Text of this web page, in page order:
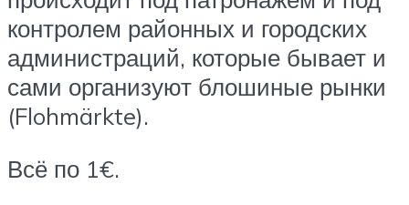
контролем районных и городских
администраций, которые бывает и
сами организуют блошиные рынки
(Flohmärkte).
Всё по 1€.